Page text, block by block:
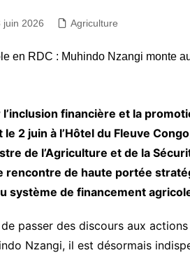
juin 2026 Agriculture
l’inclusion financière et la
2 juin à l’Hôtel du Fleuve
de l’Agriculture et de la
rencontre de haute portée
système de financement
passer des discours aux
Nzangi, il est désormais